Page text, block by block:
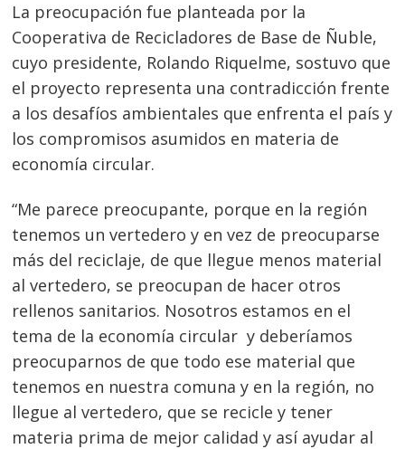
La preocupación fue planteada por la
Cooperativa de Recicladores de Base de Ñuble,
cuyo presidente, Rolando Riquelme, sostuvo que
el proyecto representa una contradicción frente
a los desafíos ambientales que enfrenta el país y
los compromisos asumidos en materia de
economía circular.
“Me parece preocupante, porque en la región
tenemos un vertedero y en vez de preocuparse
más del reciclaje, de que llegue menos material
al vertedero, se preocupan de hacer otros
rellenos sanitarios. Nosotros estamos en el
tema de la economía circular y deberíamos
preocuparnos de que todo ese material que
tenemos en nuestra comuna y en la región, no
llegue al vertedero, que se recicle y tener
materia prima de mejor calidad y así ayudar al